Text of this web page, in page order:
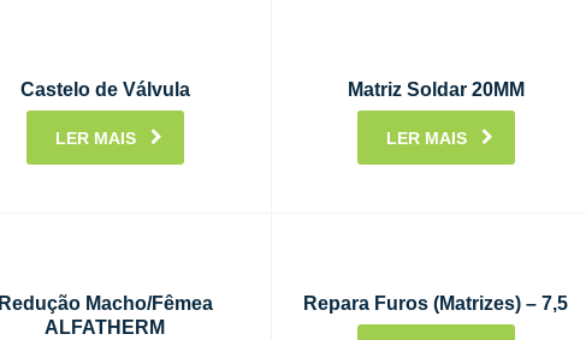
Castelo de Válvula
LER MAIS
Matriz Soldar 20MM
LER MAIS
Redução Macho/Fêmea
ALFATHERM
Repara Furos (Matrizes) – 7,5